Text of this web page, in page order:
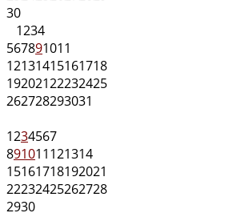
30
1234
567891011
12131415161718
19202122232425
262728293031
1234567
891011121314
15161718192021
22232425262728
2930